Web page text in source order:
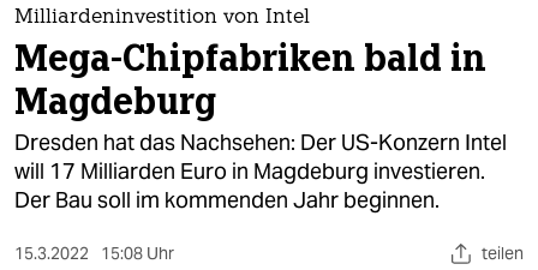
themen
politik
öko
gesellschaft
Milliardeninvestition von Intel
Mega-Chipfabriken bald in
Magdeburg
Dresden hat das Nachsehen: Der US-Konzern Intel
will 17 Milliarden Euro in Magdeburg investieren.
Der Bau soll im kommenden Jahr beginnen.
15.3.2022 15:08 Uhr teilen